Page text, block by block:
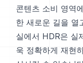
콘텐츠 소비 영역
한 새로운 길을 열
실에서 HDR은 실
욱 정확하게 재현